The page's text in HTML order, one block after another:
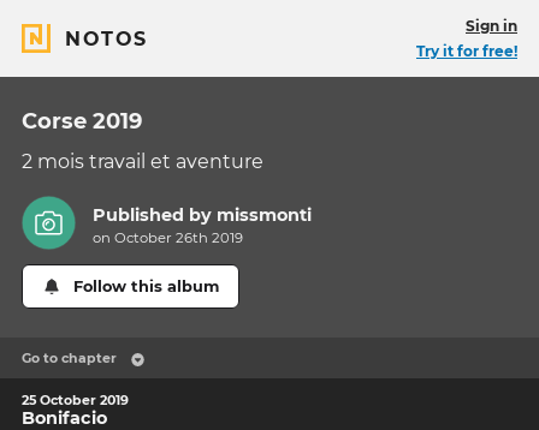
NOTOS
Sign in
Try it for free!
Corse 2019
2 mois travail et aventure
Published by missmonti
on October 26th 2019
Follow this album
Go to chapter
25 October 2019
Bonifacio